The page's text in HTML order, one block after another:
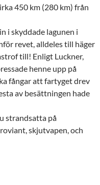
450 km (280 km) från
i skyddade lagunen i
revet, alldeles till häger
till! Enligt Luckner,
henne upp på
fångar att fartyget drev
av besättningen hade
strandsatta på
skjutvapen, och